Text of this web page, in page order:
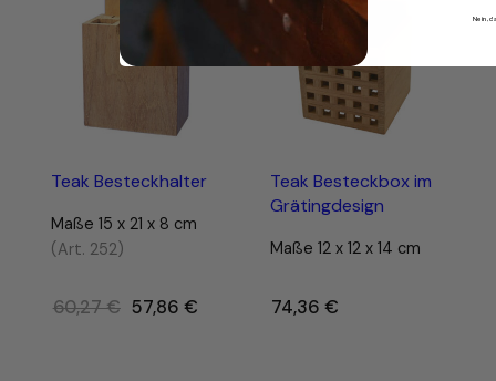
Angebot
Teak Besteckhalter
Maße 15 x 21 x 8 cm
(Art. 252)
60,27€ Ursprünglicher
57,86 €
Teak Besteckbox im
Grätingdesign
Maße 12 x 12 x 14 cm
74,36 €
Nein,